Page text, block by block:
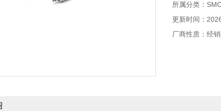
●带磁性开关
C85系列：
C75系列：
所属分类：
更新时间：
厂商性质：经